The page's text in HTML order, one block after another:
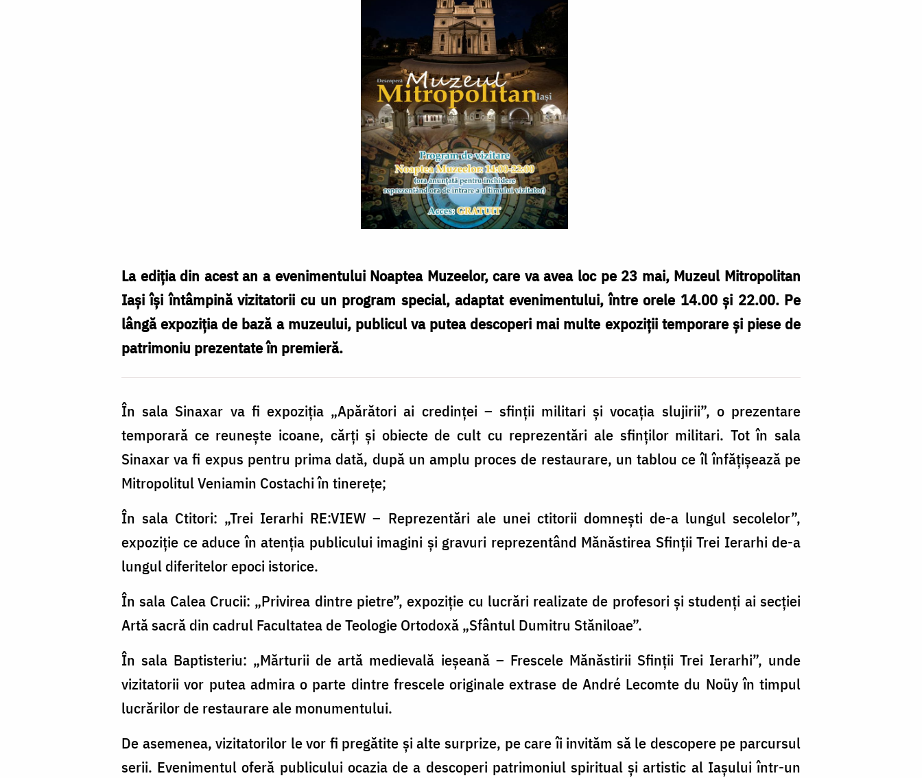
La ediția din acest an a evenimentului Noaptea Muzeelor, care va avea loc pe 23 mai, Muzeul Mitropolitan
Iași își întâmpină vizitatorii cu un program special, adaptat evenimentului, între orele 14.00 și 22.00. Pe
lângă expoziția de bază a muzeului, publicul va putea descoperi mai multe expoziții temporare și piese de
patrimoniu prezentate în premieră.
În sala Sinaxar va fi expoziția „Apărători ai credinței – sfinții militari și vocația slujirii”, o prezentare
temporară ce reunește icoane, cărți și obiecte de cult cu reprezentări ale sfinților militari. Tot în sala
Sinaxar va fi expus pentru prima dată, după un amplu proces de restaurare, un tablou ce îl înfățișează pe
Mitropolitul Veniamin Costachi în tinerețe;
În sala Ctitori: „Trei Ierarhi RE:VIEW – Reprezentări ale unei ctitorii domnești de-a lungul secolelor”,
expoziție ce aduce în atenția publicului imagini și gravuri reprezentând Mănăstirea Sfinții Trei Ierarhi de-a
lungul diferitelor epoci istorice.
În sala Calea Crucii: „Privirea dintre pietre”, expoziție cu lucrări realizate de profesori și studenți ai secției
Artă sacră din cadrul Facultatea de Teologie Ortodoxă „Sfântul Dumitru Stăniloae”.
În sala Baptisteriu: „Mărturii de artă medievală ieșeană – Frescele Mănăstirii Sfinții Trei Ierarhi”, unde
vizitatorii vor putea admira o parte dintre frescele originale extrase de André Lecomte du Noüy în timpul
lucrărilor de restaurare ale monumentului.
De asemenea, vizitatorilor le vor fi pregătite și alte surprize, pe care îi invităm să le descopere pe parcursul
serii. Evenimentul oferă publicului ocazia de a descoperi patrimoniul spiritual și artistic al Iașului într-un